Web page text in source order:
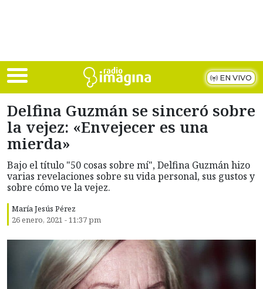
EN VIVO
Delfina Guzmán se sinceró sobre
la vejez: «Envejecer es una
mierda»
Bajo el título "50 cosas sobre mí", Delfina Guzmán hizo
varias revelaciones sobre su vida personal, sus gustos y
sobre cómo ve la vejez.
María Jesús Pérez
26 enero, 2021 - 11:37 pm